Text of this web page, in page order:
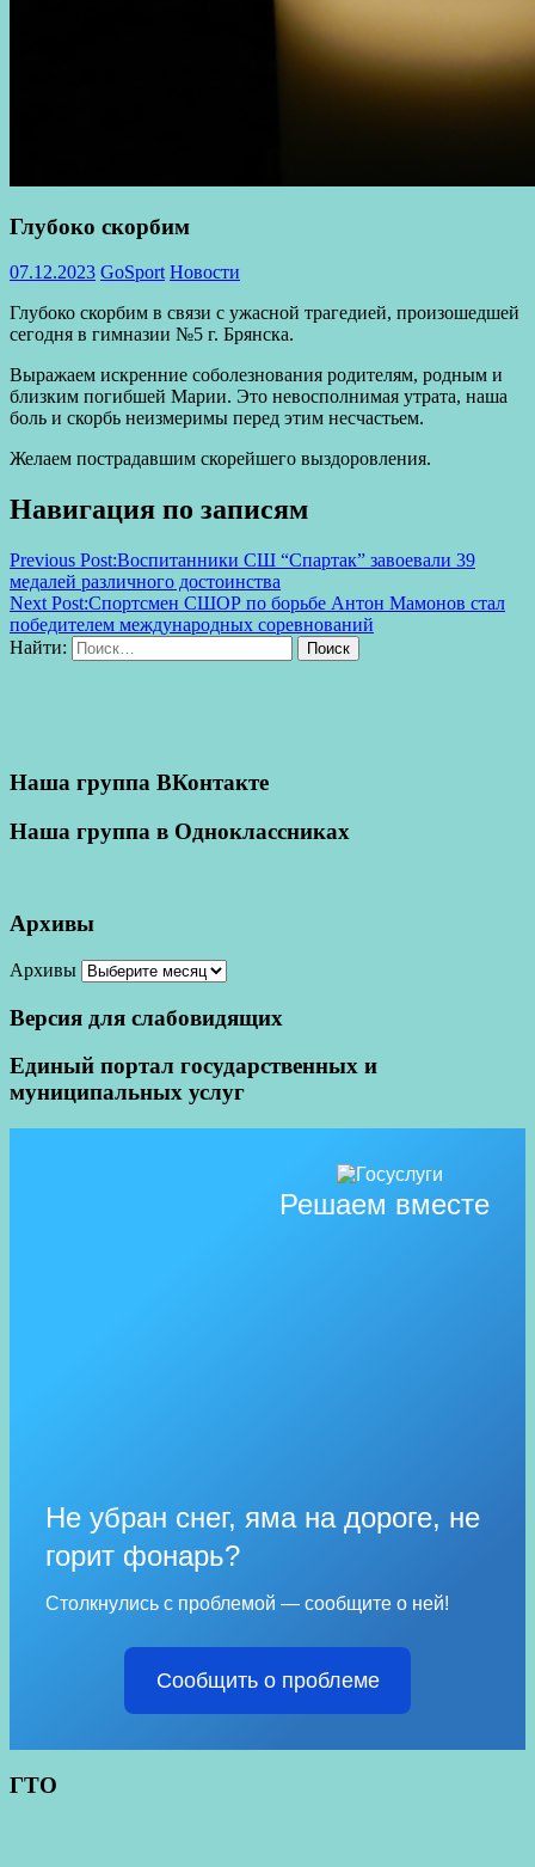
Глубоко скорбим
07.12.2023 GoSport Новости
Глубоко скорбим в связи с ужасной трагедией, произошедшей
сегодня в гимназии №5 г. Брянска.
Выражаем искренние соболезнования родителям, родным и
близким погибшей Марии. Это невосполнимая утрата, наша
боль и скорбь неизмеримы перед этим несчастьем.
Желаем пострадавшим скорейшего выздоровления.
Навигация по записям
Previous Post:Воспитанники СШ “Спартак” завоевали 39
медалей различного достоинства
Next Post:Спортсмен СШОР по борьбе Антон Мамонов стал
победителем международных соревнований
Найти:
Поиск
Наша группа ВКонтакте
Наша группа в Одноклассниках
Архивы
Архивы
Версия для слабовидящих
Единый портал государственных и
муниципальных услуг
Решаем вместе
Не убран снег, яма на дороге, не
горит фонарь?
Столкнулись с проблемой — сообщите о ней!
Сообщить о проблеме
ГТО